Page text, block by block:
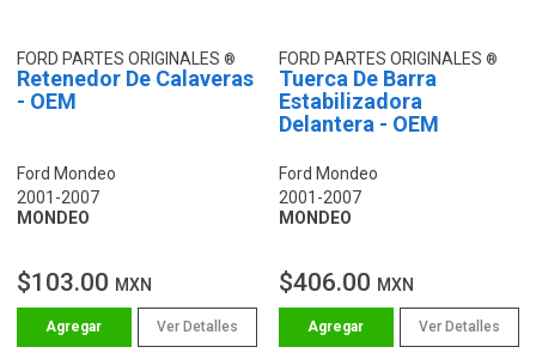
FORD PARTES ORIGINALES
Retenedor De Calaveras
- OEM
Ford Mondeo
2001-2007
MONDEO
$103.00 MXN
Ver Detalles
FORD PARTES ORIGINALES
Tuerca De Barra
Estabilizadora
Delantera - OEM
Ford Mondeo
2001-2007
MONDEO
$406.00 MXN
Ver Detalles